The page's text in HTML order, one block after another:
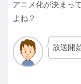
アニメ化が決まっ
よね？
放送開